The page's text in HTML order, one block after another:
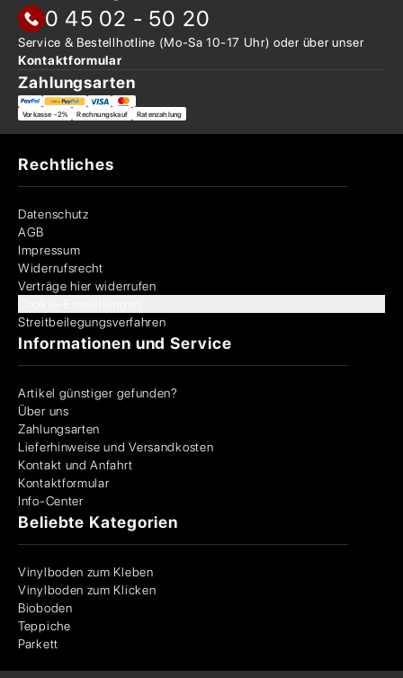
0 45 02 - 50 20
Service & Bestellhotline (Mo-Sa 10-17 Uhr) oder überunser
Kontaktformular
Zahlungsarten
Vorkasse -2% Rechnungskauf Ratenzahlung
Rechtliches
Datenschutz
AGB
Impressum
Widerrufsrecht
Verträge hier widerrufen
Streitbeilegungsverfahren
Informationen und Service
Artikel günstiger gefunden?
Über uns
Zahlungsarten
Lieferhinweise und Versandkosten
Kontakt und Anfahrt
Kontaktformular
Info-Center
Beliebte Kategorien
Vinylboden zum Kleben
Vinylboden zum Klicken
Bioboden
Teppiche
Parkett